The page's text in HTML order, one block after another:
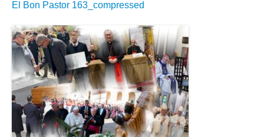
El Bon Pastor 163_compressed